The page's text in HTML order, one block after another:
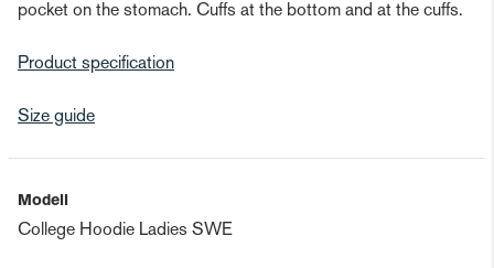
pocket on the stomach. Cuffs at the bottom and at the cuffs.
Product specification
Size guide
Modell
College Hoodie Ladies SWE